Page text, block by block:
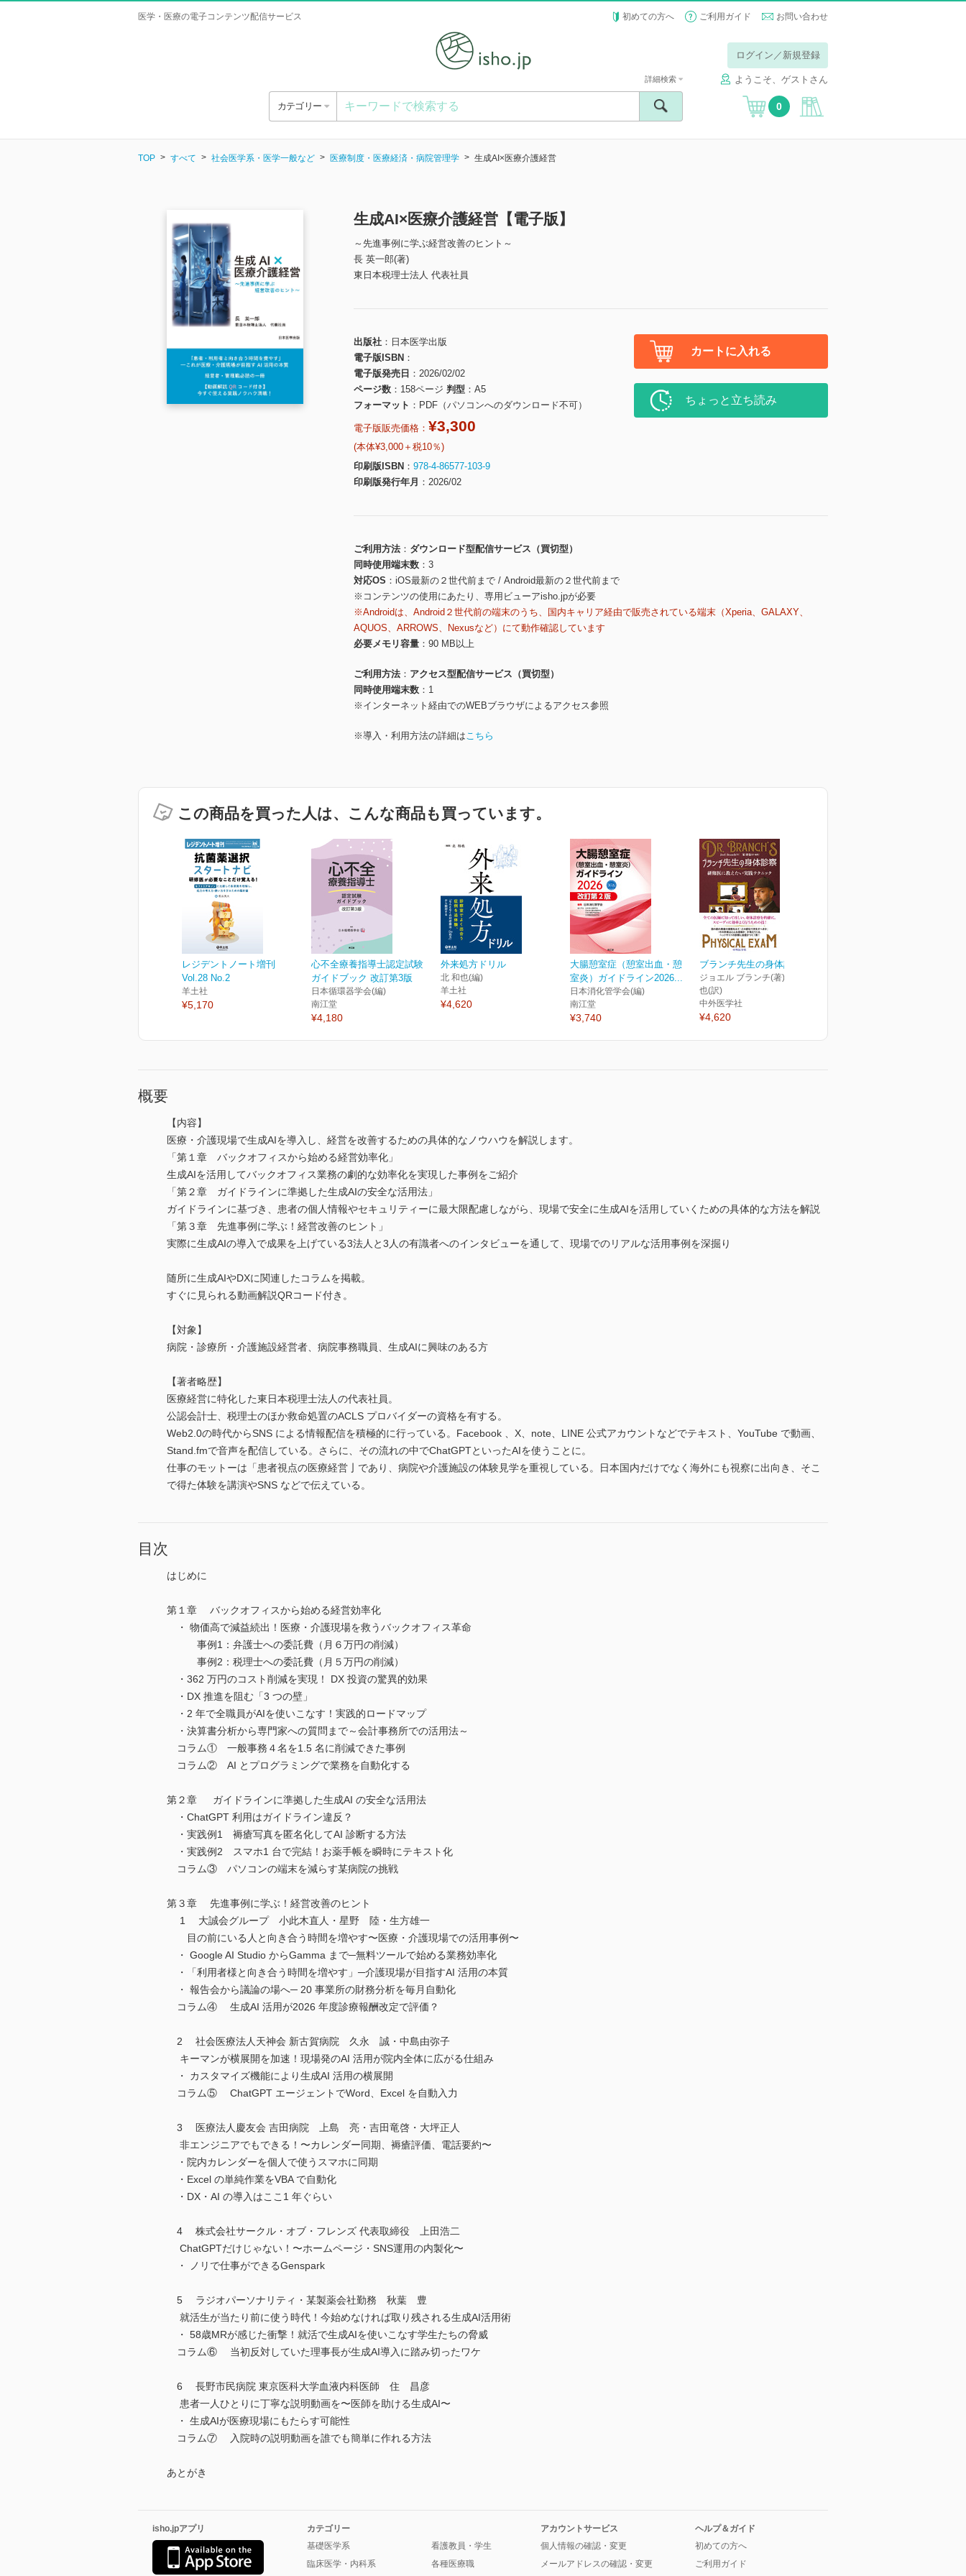
医学・医療の電子コンテンツ配信サービス 初めての方へ ご利用ガイド お問い合わせ
ログイン／新規登録
ようこそ、ゲストさん
カテゴリー
詳細検索
0
TOP すべて 社会医学系・医学一般など 医療制度・医療経済・病院管理学 生成AI×医療介護経営
生成AI×医療介護経営【電子版】
～先進事例に学ぶ経営改善のヒント～
長 英一郎(著)
東日本税理士法人 代表社員
出版社
日本医学出版
電子版ISBN
電子版発売日
2026/02/02
ページ数
158ページ 判型
A5
フォーマット
PDF（パソコンへのダウンロード不可）
電子版販売価格： ¥3,300
(本体¥3,000＋税10％)
印刷版ISBN
978-4-86577-103-9
印刷版発行年月
2026/02
カートに入れる
ちょっと立ち読み
ご利用方法
ダウンロード型配信サービス（買切型）
同時使用端末数
3
対応OS
iOS最新の２世代前まで / Android最新の２世代前まで
※コンテンツの使用にあたり、専用ビューアisho.jpが必要
※Androidは、Android２世代前の端末のうち、国内キャリア経由で販売されている端末（Xperia、GALAXY、
AQUOS、ARROWS、Nexusなど）にて動作確認しています
必要メモリ容量
90 MB以上
ご利用方法
アクセス型配信サービス（買切型）
同時使用端末数
1
※インターネット経由でのWEBブラウザによるアクセス参照
※導入・利用方法の詳細はこちら
この商品を買った人は、こんな商品も買っています。
レジデントノート増刊
Vol.28 No.2
羊土社
¥5,170
心不全療養指導士認定試験
ガイドブック 改訂第3版
日本循環器学会(編)
南江堂
¥4,180
外来処方ドリル
北 和也(編)
羊土社
¥4,620
大腸憩室症（憩室出血・憩
室炎）ガイドライン2026...
日本消化管学会(編)
南江堂
¥3,740
ブランチ先生の身体診察
ジョエル ブランチ(著) 家 研
也(訳)
中外医学社
¥4,620
概要
【内容】
医療・介護現場で生成AIを導入し、経営を改善するための具体的なノウハウを解説します。
「第１章 バックオフィスから始める経営効率化」
生成AIを活用してバックオフィス業務の劇的な効率化を実現した事例をご紹介
「第２章 ガイドラインに準拠した生成AIの安全な活用法」
ガイドラインに基づき、患者の個人情報やセキュリティーに最大限配慮しながら、現場で安全に生成AIを活用していくための具体的な方法を解説
「第３章 先進事例に学ぶ！経営改善のヒント」
実際に生成AIの導入で成果を上げている3法人と3人の有識者へのインタビューを通して、現場でのリアルな活用事例を深掘り
随所に生成AIやDXに関連したコラムを掲載。
すぐに見られる動画解説QRコード付き。
【対象】
病院・診療所・介護施設経営者、病院事務職員、生成AIに興味のある方
【著者略歴】
医療経営に特化した東日本税理士法人の代表社員。
公認会計士、税理士のほか救命処置のACLS プロバイダーの資格を有する。
Web2.0の時代からSNS による情報配信を積極的に行っている。Facebook 、X、note、LINE 公式アカウントなどでテキスト、YouTube で動画、
Stand.fmで音声を配信している。さらに、その流れの中でChatGPTといったAIを使うことに。
仕事のモットーは「患者視点の医療経営亅であり、病院や介護施設の体験見学を重視している。日本国内だけでなく海外にも視察に出向き、そこ
で得た体験を講演やSNS などで伝えている。
目次
はじめに
第１章 バックオフィスから始める経営効率化
・ 物価高で減益続出！医療・介護現場を救うバックオフィス革命
事例1：弁護士への委託費（月６万円の削減）
事例2：税理士への委託費（月５万円の削減）
・362 万円のコスト削減を実現！ DX 投資の驚異的効果
・DX 推進を阻む「3 つの壁」
・2 年で全職員がAIを使いこなす！実践的ロードマップ
・決算書分析から専門家への質問まで～会計事務所での活用法～
コラム① 一般事務４名を1.5 名に削減できた事例
コラム② AI とプログラミングで業務を自動化する
第２章 ガイドラインに準拠した生成AI の安全な活用法
・ChatGPT 利用はガイドライン違反？
・実践例1 褥瘡写真を匿名化してAI 診断する方法
・実践例2 スマホ1 台で完結！お薬手帳を瞬時にテキスト化
コラム③ パソコンの端末を減らす某病院の挑戦
第３章 先進事例に学ぶ！経営改善のヒント
1 大誠会グループ 小此木直人・星野 陸・生方雄一
目の前にいる人と向き合う時間を増やす〜医療・介護現場での活用事例〜
・ Google AI Studio からGamma まで─無料ツールで始める業務効率化
・「利用者様と向き合う時間を増やす」─介護現場が目指すAI 活用の本質
・ 報告会から議論の場へ─ 20 事業所の財務分析を毎月自動化
コラム④ 生成AI 活用が2026 年度診療報酬改定で評価？
2 社会医療法人天神会 新古賀病院 久永 誠・中島由弥子
キーマンが横展開を加速！現場発のAI 活用が院内全体に広がる仕組み
・ カスタマイズ機能により生成AI 活用の横展開
コラム⑤ ChatGPT エージェントでWord、Excel を自動入力
3 医療法人慶友会 吉田病院 上島 亮・吉田竜啓・大坪正人
非エンジニアでもできる！〜カレンダー同期、褥瘡評価、電話要約〜
・院内カレンダーを個人で使うスマホに同期
・Excel の単純作業をVBA で自動化
・DX・AI の導入はここ1 年ぐらい
4 株式会社サークル・オブ・フレンズ 代表取締役 上田浩二
ChatGPTだけじゃない！〜ホームページ・SNS運用の内製化〜
・ ノリで仕事ができるGenspark
5 ラジオパーソナリティ・某製薬会社勤務 秋葉 豊
就活生が当たり前に使う時代！今始めなければ取り残される生成AI活用術
・ 58歳MRが感じた衝撃！就活で生成AIを使いこなす学生たちの脅威
コラム⑥ 当初反対していた理事長が生成AI導入に踏み切ったワケ
6 長野市民病院 東京医科大学血液内科医師 住 昌彦
患者一人ひとりに丁寧な説明動画を〜医師を助ける生成AI〜
・ 生成AIが医療現場にもたらす可能性
コラム⑦ 入院時の説明動画を誰でも簡単に作れる方法
あとがき
isho.jpアプリ
カテゴリー
基礎医学系
臨床医学・内科系
看護教員・学生
各種医療職
アカウントサービス
個人情報の確認・変更
メールアドレスの確認・変更
ヘルプ＆ガイド
初めての方へ
ご利用ガイド